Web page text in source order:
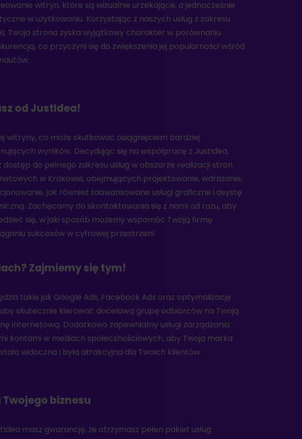
od JustIdea!
sukcesów w cyfrowej przestrzeni.
Zajmiemy się tym!
widoczna i była atrakcyjna dla Twoich klientów.
biznesu